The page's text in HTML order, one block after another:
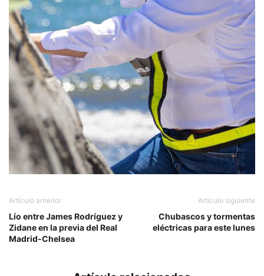
Artículo anterior
Lío entre James Rodríguez y
Zidane en la previa del Real
Madrid-Chelsea
Artículo siguiente
Chubascos y tormentas
eléctricas para este lunes